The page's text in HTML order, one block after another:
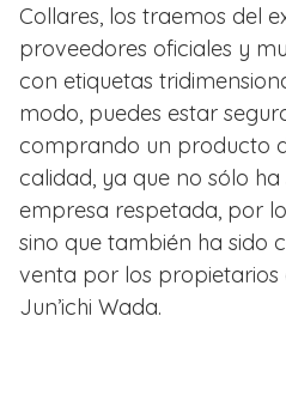
Collares, los traemos del
proveedores oficiales y
con etiquetas
modo, puedes estar
comprando un producto
calidad, ya que no sólo
empresa respetada, por
sino que también ha sido
venta por los
Jun’ichi Wada.